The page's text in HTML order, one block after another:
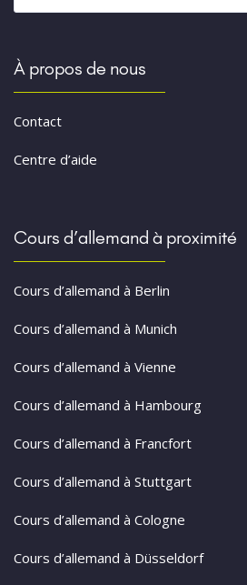
À propos de nous
Contact
Centre d’aide
Cours d’allemand à proximité
Cours d’allemand à Berlin
Cours d’allemand à Munich
Cours d’allemand à Vienne
Cours d’allemand à Hambourg
Cours d’allemand à Francfort
Cours d’allemand à Stuttgart
Cours d’allemand à Cologne
Cours d’allemand à Düsseldorf